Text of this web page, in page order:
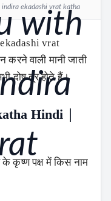
ekadashi vrat katha
ekadashi vrat
करने वाली मानी जाती
दोष दूर होते हैं।
Hindi |
के कृष्ण पक्ष में किस नाम